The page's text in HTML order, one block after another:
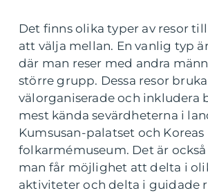
Det finns olika typer av resor
att välja mellan. En vanlig typ
där man reser med andra
större grupp. Dessa resor
välorganiserade och inkludera
mest kända sevärdheterna i
Kumsusan-palatset och Koreas
folkarmémuseum. Det är
man får möjlighet att delta i
aktiviteter och delta i guidade